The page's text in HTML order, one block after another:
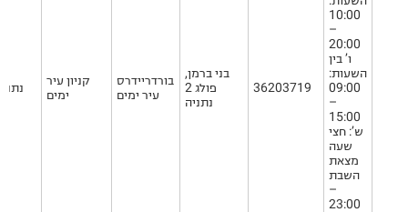
קניון עיר
ימים
בורדריידרס
עיר ימים
בני ברמן,
פולג 2
נתניה
36203719
10:00
–
20:00
ו’ בין
השעות:
09:00
–
15:00
ש’: חצי
שעה
מצאת
השבת
–
23:00